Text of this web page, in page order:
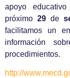
apoyo
próximo 29de
facilitamos un
información
procedimientos.
http://